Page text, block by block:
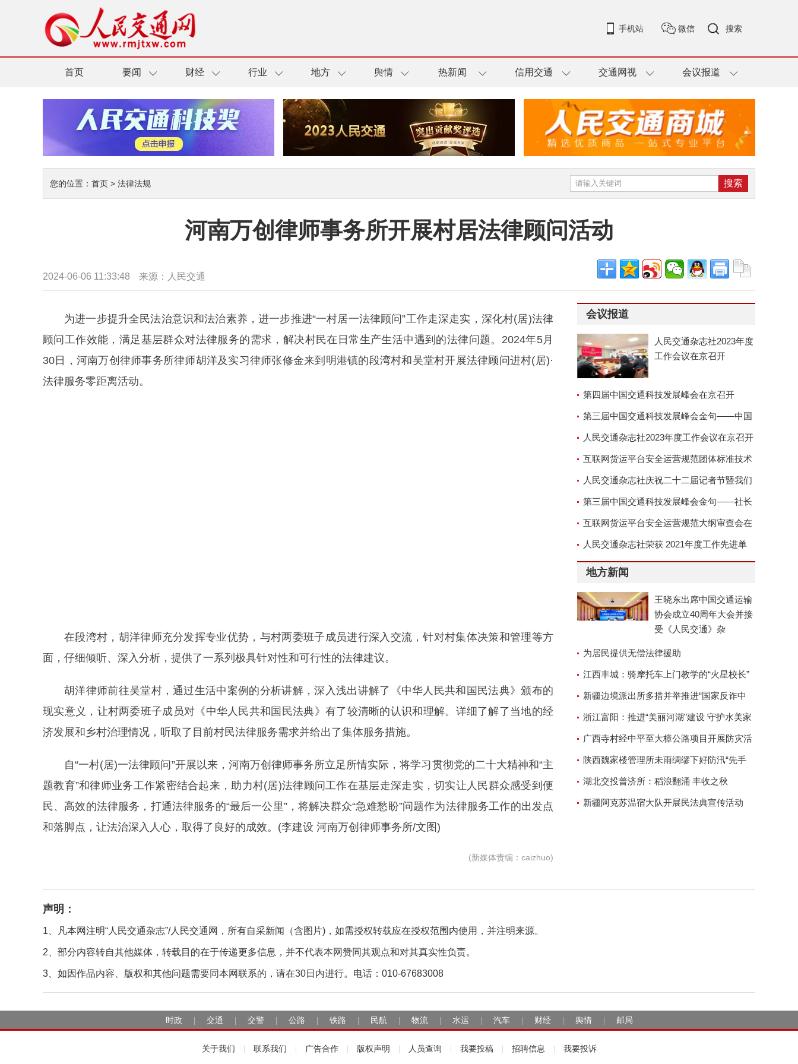
手机站 微信 搜索
首页 要闻 财经 行业 地方 舆情 热新闻 信用交通 交通网视 会议报道
您的位置： 首页 > 法律法规
河南万创律师事务所开展村居法律顾问活动
2024-06-06 11:33:48 来源： 人民交通
为进一步提升全民法治意识和法治素养，进一步推进“一村居一法律顾问”工作走深走实，深化村(居)法律
顾问工作效能，满足基层群众对法律服务的需求，解决村民在日常生产生活中遇到的法律问题。2024年5月
30日，河南万创律师事务所律师胡洋及实习律师张修金来到明港镇的段湾村和吴堂村开展法律顾问进村(居)·
法律服务零距离活动。
在段湾村，胡洋律师充分发挥专业优势，与村两委班子成员进行深入交流，针对村集体决策和管理等方
面，仔细倾听、深入分析，提供了一系列极具针对性和可行性的法律建议。
胡洋律师前往吴堂村，通过生活中案例的分析讲解，深入浅出讲解了《中华人民共和国民法典》颁布的
现实意义，让村两委班子成员对《中华人民共和国民法典》有了较清晰的认识和理解。详细了解了当地的经
济发展和乡村治理情况，听取了目前村民法律服务需求并给出了集体服务措施。
自“一村(居)一法律顾问”开展以来，河南万创律师事务所立足所情实际，将学习贯彻党的二十大精神和“主
题教育”和律师业务工作紧密结合起来，助力村(居)法律顾问工作在基层走深走实，切实让人民群众感受到便
民、高效的法律服务，打通法律服务的“最后一公里”，将解决群众“急难愁盼”问题作为法律服务工作的出发点
和落脚点，让法治深入人心，取得了良好的成效。(李建设 河南万创律师事务所/文图)
(新媒体责编：caizhuo)
会议报道
人民交通杂志社2023年度
工作会议在京召开
第四届中国交通科技发展峰会在京召开
第三届中国交通科技发展峰会金句——中国
交通运输协会副会长兼秘
人民交通杂志社2023年度工作会议在京召开
互联网货运平台安全运营规范团体标准技术
审查会顺利召开
人民交通杂志社庆祝二十二届记者节暨我们
的故事演讲座谈会
第三届中国交通科技发展峰会金句——社长
郑德岭
互联网货运平台安全运营规范大纲审查会在
京召开
人民交通杂志社荣获 2021年度工作先进单
位称号
地方新闻
王晓东出席中国交通运输
协会成立40周年大会并接
受《人民交通》杂
为居民提供无偿法律援助
江西丰城：骑摩托车上门教学的“火星校长”
新疆边境派出所多措并举推进“国家反诈中
心”APP安装工作
浙江富阳：推进“美丽河湖”建设 守护水美家
园广西寺村经中平至大樟公路项目开展防灾活
动陕西魏家楼管理所未雨绸缪下好防汛“先手
棋”湖北交投普济所：稻浪翻涌 丰收之秋
新疆阿克苏温宿大队开展民法典宣传活动
声明：
1、凡本网注明“人民交通杂志”/人民交通网，所有自采新闻（含图片)，如需授权转载应在授权范围内使用，并注明来源。
2、部分内容转自其他媒体，转载目的在于传递更多信息，并不代表本网赞同其观点和对其真实性负责。
3、如因作品内容、版权和其他问题需要同本网联系的，请在30日内进行。电话：010-67683008
时政 交通 交警 公路 铁路 民航 物流 水运 汽车 财经 舆情 邮局
关于我们 联系我们 广告合作 版权声明 人员查询 我要投稿 招聘信息 我要投诉